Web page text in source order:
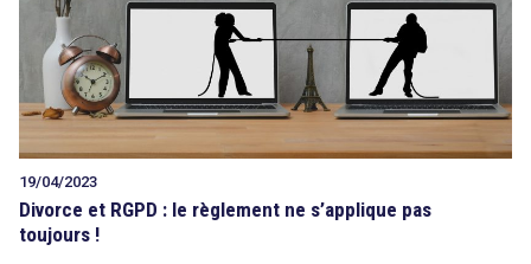
Tout sur le droit de l'innovation
Rechercher
19/04/2023
Divorce et RGPD : le règlement ne s’applique pas
toujours !
search